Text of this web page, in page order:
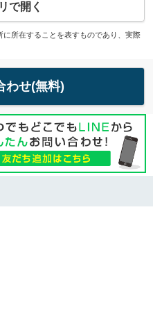
で開く
所在することを表すものであり、実際
わせ(無料)